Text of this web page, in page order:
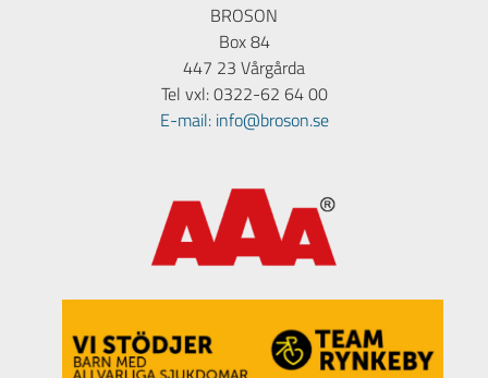
BROSON
Box 84
447 23 Vårgårda
Tel vxl: 0322-62 64 00
E-mail: info@broson.se